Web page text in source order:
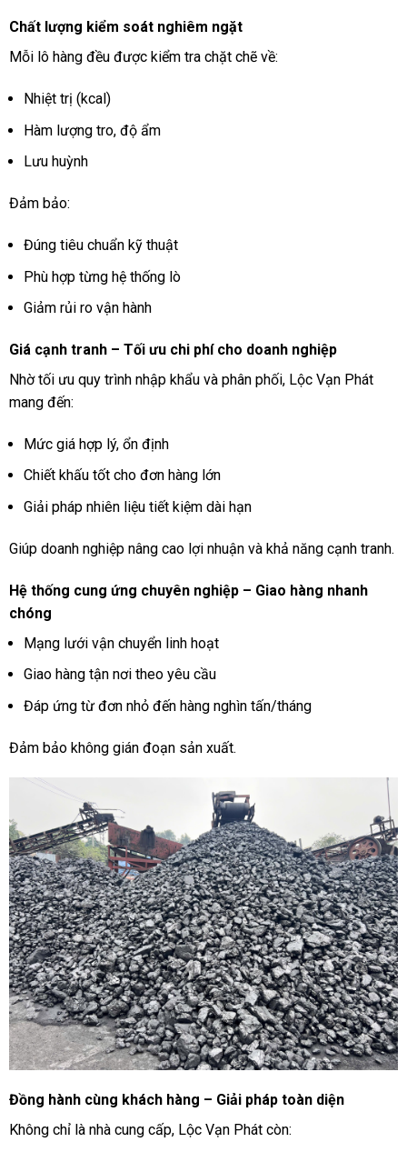
Chất lượng kiểm soát nghiêm ngặt
Mỗi lô hàng đều được kiểm tra chặt chẽ về:
Nhiệt trị (kcal)
Hàm lượng tro, độ ẩm
Lưu huỳnh
Đảm bảo:
Đúng tiêu chuẩn kỹ thuật
Phù hợp từng hệ thống lò
Giảm rủi ro vận hành
Giá cạnh tranh – Tối ưu chi phí cho doanh nghiệp
Nhờ tối ưu quy trình nhập khẩu và phân phối, Lộc Vạn Phát
mang đến:
Mức giá hợp lý, ổn định
Chiết khấu tốt cho đơn hàng lớn
Giải pháp nhiên liệu tiết kiệm dài hạn
Giúp doanh nghiệp nâng cao lợi nhuận và khả năng cạnh tranh.
Hệ thống cung ứng chuyên nghiệp – Giao hàng nhanh
chóng
Mạng lưới vận chuyển linh hoạt
Giao hàng tận nơi theo yêu cầu
Đáp ứng từ đơn nhỏ đến hàng nghìn tấn/tháng
Đảm bảo không gián đoạn sản xuất.
Đồng hành cùng khách hàng – Giải pháp toàn diện
Không chỉ là nhà cung cấp, Lộc Vạn Phát còn: